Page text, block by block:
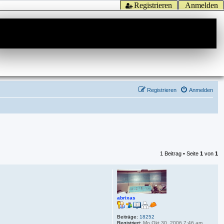
Anmelden
Registrieren
Anmelden
Registrieren
1 Beitrag • Seite 1 von 1
abrixas
Beiträge: 18252
Registriert: Mo Okt 30, 2006 7:46 am